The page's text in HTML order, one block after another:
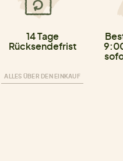
14 Tage
Rücksendefrist
ALLES ÜBER DEN EINKAUF